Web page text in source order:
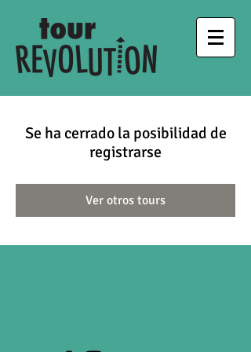
Se ha cerrado la posibilidad de
registrarse
Ver otros tours